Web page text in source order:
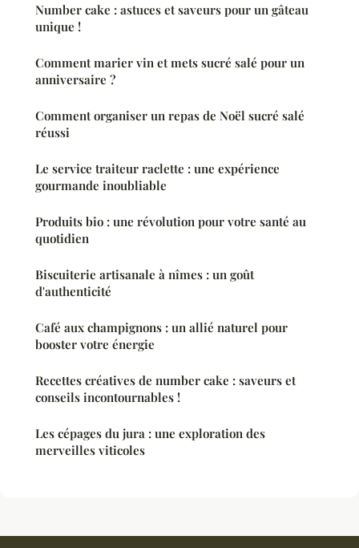
Number cake : astuces et saveurs pour un gâteau
unique !
Comment marier vin et mets sucré salé pour un
anniversaire ?
Comment organiser un repas de Noël sucré salé
réussi
Le service traiteur raclette : une expérience
gourmande inoubliable
Produits bio : une révolution pour votre santé au
quotidien
Biscuiterie artisanale à nîmes : un goût
d'authenticité
Café aux champignons : un allié naturel pour
booster votre énergie
Recettes créatives de number cake : saveurs et
conseils incontournables !
Les cépages du jura : une exploration des
merveilles viticoles